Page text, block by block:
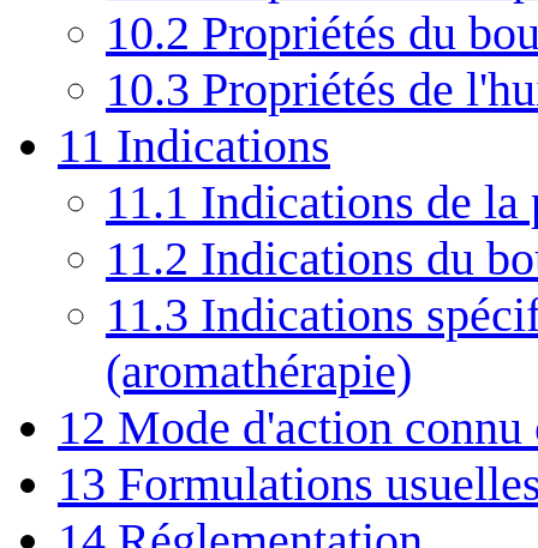
10.2 Propriétés du
10.3 Propriétés de
11 Indications
11.1 Indications de la
11.2 Indications du
11.3 Indications
(aromathérapie)
12 Mode d'action connu
13 Formulations